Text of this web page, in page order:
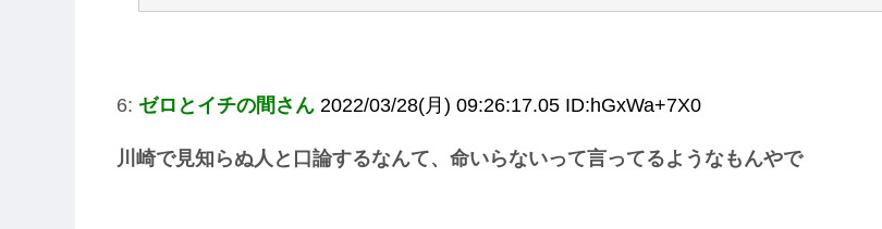
6: ゼロとイチの間さん 2022/03/28(月) 09:26:17.05 ID:hGxWa+7X0
川崎で見知らぬ人と口論するなんて、命いらないって言ってるようなもんやで